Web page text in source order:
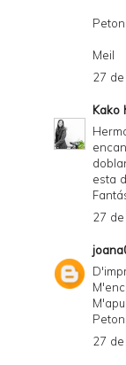
Meil
27
Kako
esta
27
27